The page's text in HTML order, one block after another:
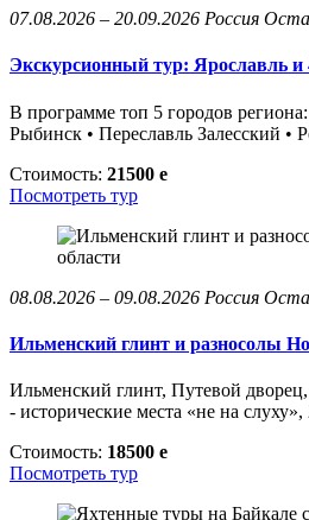
07.08.2026 – 20.09.2026 Россия
Экскурсионный тур: Ярославль и
В программе топ 5 городов региона:
Рыбинск • Переславль Залесский •
Стоимость: 21500 e
Посмотреть тур
08.08.2026 – 09.08.2026 Россия
Ильменский глинт и разносолы
Ильменский глинт, Путевой
- исторические места «не на слуху»,
Стоимость: 18500 e
Посмотреть тур